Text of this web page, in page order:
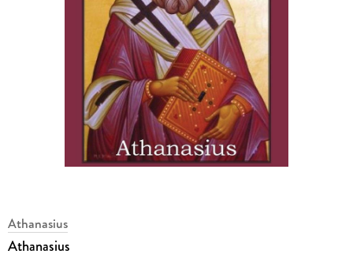
Athanasius
Athanasius